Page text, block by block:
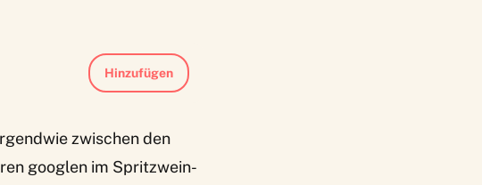
Hinzufügen
zwischen den
googlen im Spritzwein-